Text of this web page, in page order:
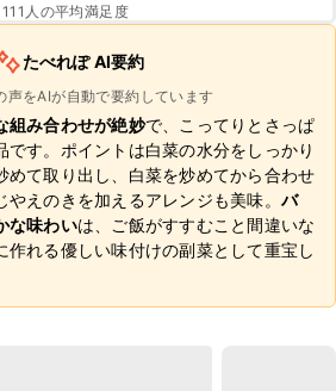
111 人の平均満足度
たべれぽ AI要約
声をAIが自動で要約しています
組み合わせが絶妙で、こってりとさっぱ
です。ポイントは白菜の水分をしっかり
めて取り出し、白菜を炒めてから合わせ
えのきを加えるアレンジも美味。 バ
な味わいは、ご飯がすすむこと間違いな
作れる優しい味付けの副菜として重宝し